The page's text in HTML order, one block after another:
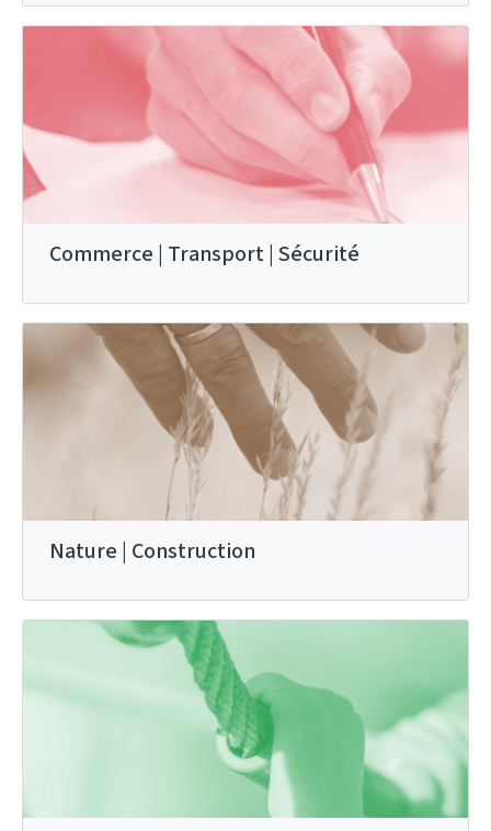
Commerce | Transport | Sécurité
Nature | Construction